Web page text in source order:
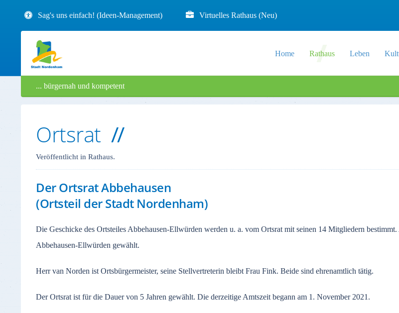
Sag's uns einfach! (Ideen-Management) Virtuelles Rathaus (Neu)
Home Rathaus Leben
... bürgernah und kompetent
Ortsrat
Veröffentlicht in Rathaus.
Der Ortsrat Abbehausen
(Ortsteil der Stadt Nordenham)
Die Geschicke des Ortsteiles Abbehausen-Ellwürden werden u. a. vom Ortsrat mit seinen 14 Mitgliedern
Abbehausen-Ellwürden gewählt.
Herr van Norden ist Ortsbürgermeister, seine Stellvertreterin bleibt Frau Fink. Beide sind ehrenamtlich tätig.
Der Ortsrat ist für die Dauer von 5 Jahren gewählt. Die derzeitige Amtszeit begann am 1. November 2021.